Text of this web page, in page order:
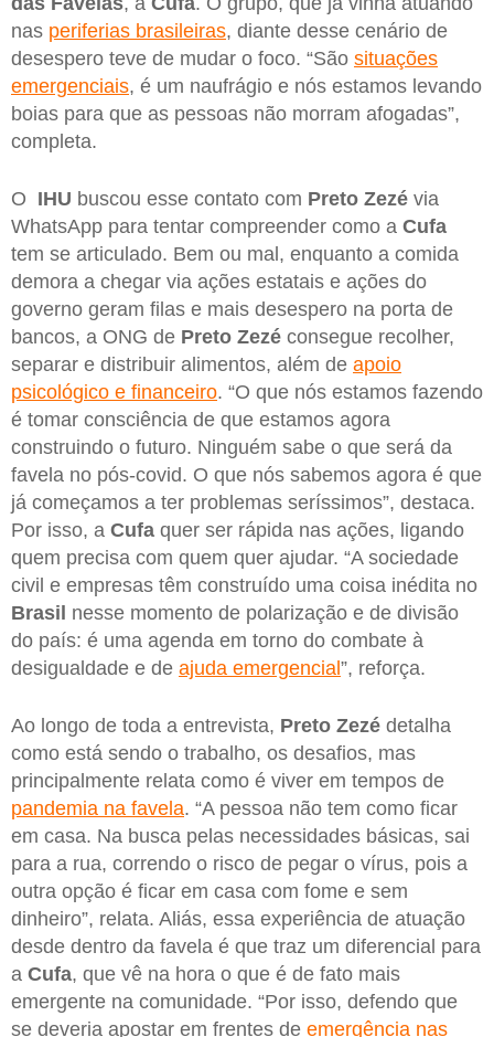
nas periferias brasileiras, diante desse cenário de
desespero teve de mudar o foco. “São situações
emergenciais, é um naufrágio e nós estamos levando
boias para que as pessoas não morram afogadas”,
completa.
O IHU buscou esse contato com Preto Zezé via
WhatsApp para tentar compreender como a Cufa
tem se articulado. Bem ou mal, enquanto a comida
demora a chegar via ações estatais e ações do
governo geram filas e mais desespero na porta de
bancos, a ONG de Preto Zezé consegue recolher,
separar e distribuir alimentos, além de apoio
psicológico e financeiro. “O que nós estamos fazendo
é tomar consciência de que estamos agora
construindo o futuro. Ninguém sabe o que será da
favela no pós-covid. O que nós sabemos agora é que
já começamos a ter problemas seríssimos”, destaca.
Por isso, a Cufa quer ser rápida nas ações, ligando
quem precisa com quem quer ajudar. “A sociedade
civil e empresas têm construído uma coisa inédita no
Brasil nesse momento de polarização e de divisão
do país: é uma agenda em torno do combate à
desigualdade e de ajuda emergencial”, reforça.
Ao longo de toda a entrevista, Preto Zezé detalha
como está sendo o trabalho, os desafios, mas
principalmente relata como é viver em tempos de
pandemia na favela. “A pessoa não tem como ficar
em casa. Na busca pelas necessidades básicas, sai
para a rua, correndo o risco de pegar o vírus, pois a
outra opção é ficar em casa com fome e sem
dinheiro”, relata. Aliás, essa experiência de atuação
desde dentro da favela é que traz um diferencial para
a Cufa, que vê na hora o que é de fato mais
emergente na comunidade. “Por isso, defendo que
se deveria apostar em frentes de emergência nas